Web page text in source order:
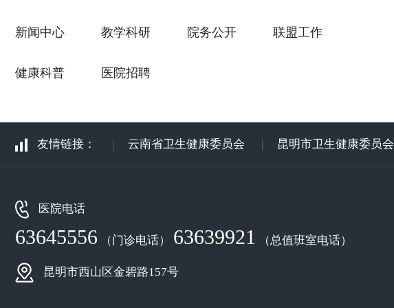
新闻中心 教学科研 院务公开 联盟工作
健康科普 医院招聘
友情链接： | 云南省卫生健康委员会 | 昆明市卫生健康委员会
医院电话
63645556 （门诊电话） 63639921 （总值班室电话）
昆明市西山区金碧路157号